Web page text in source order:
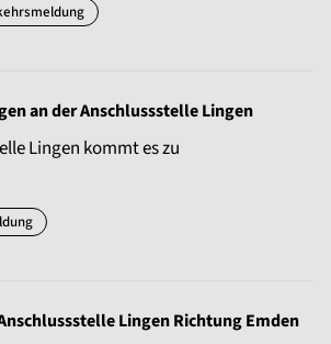
an der Anschlussstelle Lingen
Lingen kommt es zu
Lingen Richtung Emden